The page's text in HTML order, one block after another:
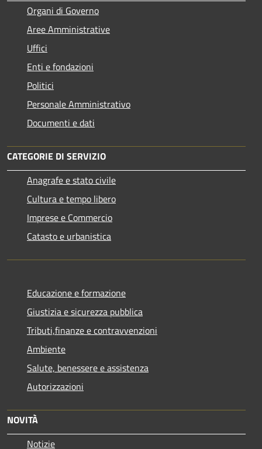
Organi di Governo
Aree Amministrative
Uffici
Enti e fondazioni
Politici
Personale Amministrativo
Documenti e dati
CATEGORIE DI SERVIZIO
Anagrafe e stato civile
Cultura e tempo libero
Imprese e Commercio
Catasto e urbanistica
Educazione e formazione
Giustizia e sicurezza pubblica
Tributi,finanze e contravvenzioni
Ambiente
Salute, benessere e assistenza
Autorizzazioni
NOVITÀ
Notizie